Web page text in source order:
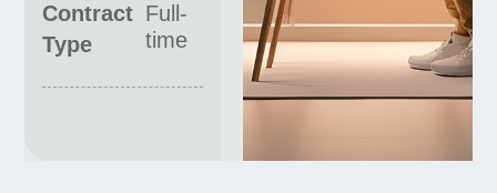
Contract
Type
Full-
time